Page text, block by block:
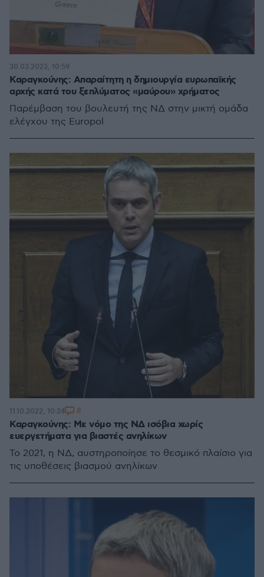
Καραγκούνης: Απαραίτητη η δημιουργία ευρωπαϊκής
αρχής κατά του ξεπλύματος «μαύρου» χρήματος
Παρέμβαση του βουλευτή της ΝΔ στην μικτή ομάδα
ελέγχου της Europol
30.03.2023, 10:59
Καραγκούνης: Mε νόμο της ΝΔ ισόβια χωρίς
ευεργετήματα για βιαστές ανηλίκων
Το 2021, η ΝΔ, αυστηροποίησε το θεσμικό πλαίσιο για
τις υποθέσεις βιασμού ανηλίκων
11.10.2022, 10:24 8